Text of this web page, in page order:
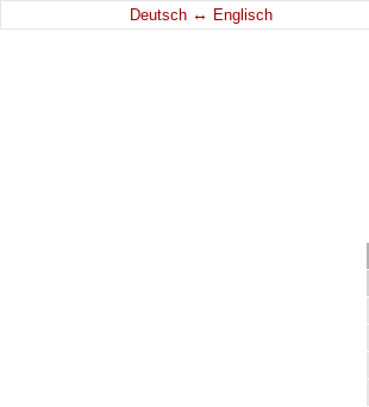
Deutsch ↔ Englisch